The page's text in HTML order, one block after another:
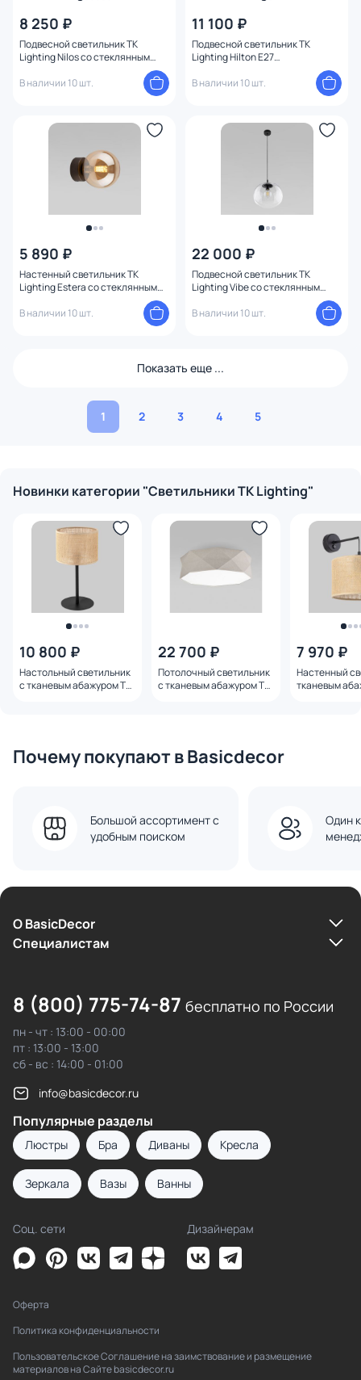
8 250 ₽
Подвесной светильник TK
Lighting Nilos со стеклянным
В наличии 10 шт.
11 100 ₽
Подвесной светильник TK
Lighting Hilton E27
В наличии 10 шт.
5 890 ₽
Настенный светильник TK
Lighting Estera со стеклянным
В наличии 10 шт.
22 000 ₽
Подвесной светильник TK
Lighting Vibe со стеклянным
В наличии 10 шт.
Показать еще ...
1 2 3 4 5
Новинки категории "Светильники TK Lighting"
10 800 ₽
Настольный светильник
с тканевым абажуром TK
22 700 ₽
Потолочный светильник
с тканевым абажуром TK
7 970 ₽
Настенный
тканевым
Почему покупают в Basicdecor
Большой ассортимент с
удобным поиском
Один
О BasicDecor
Cпециалистам
8 (800) 775-74-87 бесплатно по России
пн - чт : 13:00 - 00:00
пт : 13:00 - 13:00
сб - вс : 14:00 - 01:00
info@basicdecor.ru
Популярные разделы
Люстры Бра Диваны Кресла
Зеркала Вазы Ванны
Соц. сети Дизайнерам
Оферта
Политика конфиденциальности
Пользовательское Соглашение на заимствование и размещение
материалов на Сайте basicdecor.ru